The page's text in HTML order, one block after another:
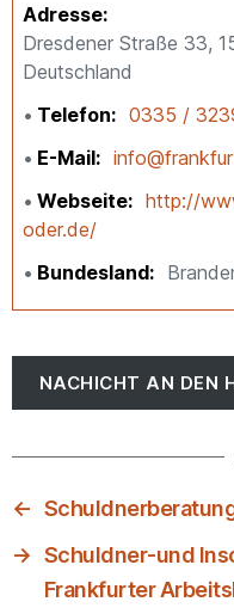
Adresse
Dresdener Straße 33,
Deutschland
Telefon
0335 /
E-Mail
Webseite
http://
oder.de/
Bundesland
NACHICHT AN DEN
←
→ Schuldner-und
Frankfurter